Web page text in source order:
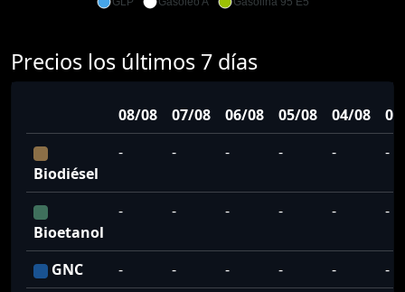
Precios los últimos 7 días
08/08 07/08 06/08 05/08 04/08
Biodiésel
- - - - - -
Bioetanol
- - - - - -
GNC - - - - -
-